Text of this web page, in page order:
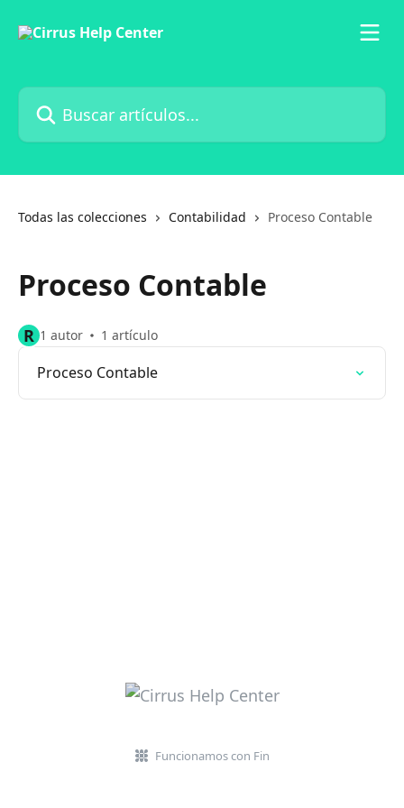
Buscar artículos...
Todas las colecciones Contabilidad Proceso Contable
Proceso Contable
R 1 autor 1 artículo
Proceso Contable
Funcionamos con Fin